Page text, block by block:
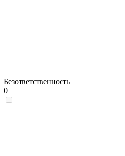
Безответственность
0